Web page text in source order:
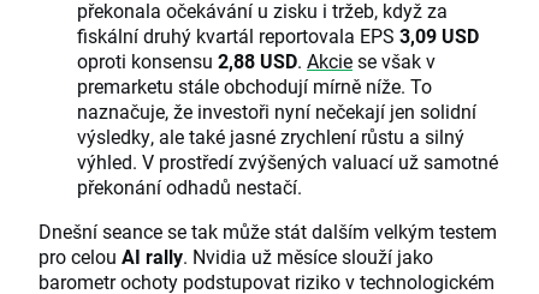
překonala očekávání u zisku i tržeb, když za
fiskální druhý kvartál reportovala EPS 3,09 USD
oproti konsensu 2,88 USD. Akciese však v
premarketu stále obchodují mírně níže. To
naznačuje, že investoři nyní nečekají jen solidní
výsledky, ale také jasné zrychlení růstu a silný
výhled. V prostředí zvýšených valuací už samotné
překonání odhadů nestačí.
Dnešní seance se tak může stát dalším velkým testem
pro celou AI rally. Nvidia už měsíce slouží jako
barometr ochoty podstupovat riziko v technologickém